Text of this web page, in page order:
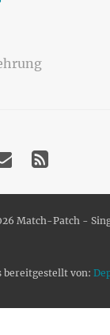
Match-Patch -
bereitgestellt von: